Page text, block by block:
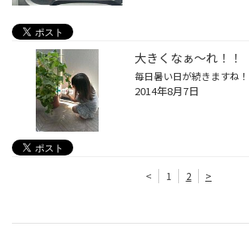
大きくなぁ～れ！！
2014年8月7日
< 1 2 >